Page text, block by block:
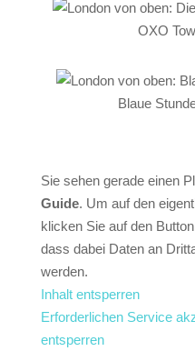
OXO
Blaue
Sie sehen gerade einen
Guide. Um auf den
klicken Sie auf den
dass dabei Daten an
werden.
Inhalt entsperren
Erforderlichen Service
entsperren